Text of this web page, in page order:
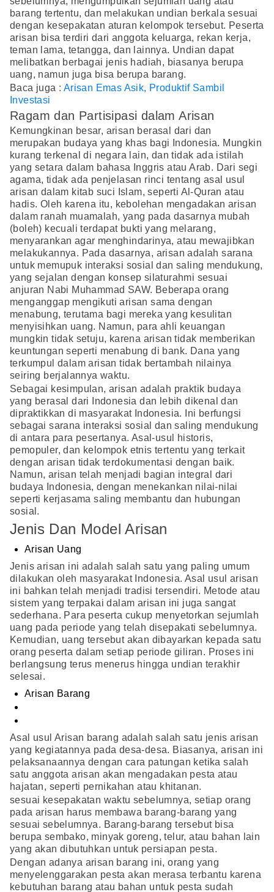
barang tertentu, dan melakukan undian berkala sesuai
dengan kesepakatan aturan kelompok tersebut. Peserta
arisan bisa terdiri dari anggota keluarga, rekan kerja,
teman lama, tetangga, dan lainnya. Undian dapat
melibatkan berbagai jenis hadiah, biasanya berupa
uang, namun juga bisa berupa barang.
Baca juga : Arisan Emas Asik, Produktif Sambil
Investasi
Ragam dan Partisipasi dalam Arisan
Kemungkinan besar, arisan berasal dari dan
merupakan budaya yang khas bagi Indonesia. Mungkin
kurang terkenal di negara lain, dan tidak ada istilah
yang setara dalam bahasa Inggris atau Arab. Dari segi
agama, tidak ada penjelasan rinci tentang asal usul
arisan dalam kitab suci Islam, seperti Al-Quran atau
hadis. Oleh karena itu, kebolehan mengadakan arisan
dalam ranah muamalah, yang pada dasarnya mubah
(boleh) kecuali terdapat bukti yang melarang,
menyarankan agar menghindarinya, atau mewajibkan
melakukannya. Pada dasarnya, arisan adalah sarana
untuk memupuk interaksi sosial dan saling mendukung,
yang sejalan dengan konsep silaturahmi sesuai
anjuran Nabi Muhammad SAW. Beberapa orang
menganggap mengikuti arisan sama dengan
menabung, terutama bagi mereka yang kesulitan
menyisihkan uang. Namun, para ahli keuangan
mungkin tidak setuju, karena arisan tidak memberikan
keuntungan seperti menabung di bank. Dana yang
terkumpul dalam arisan tidak bertambah nilainya
seiring berjalannya waktu.
Sebagai kesimpulan, arisan adalah praktik budaya
yang berasal dari Indonesia dan lebih dikenal dan
dipraktikkan di masyarakat Indonesia. Ini berfungsi
sebagai sarana interaksi sosial dan saling mendukung
di antara para pesertanya. Asal-usul historis,
pemopuler, dan kelompok etnis tertentu yang terkait
dengan arisan tidak terdokumentasi dengan baik.
Namun, arisan telah menjadi bagian integral dari
budaya Indonesia, dengan menekankan nilai-nilai
seperti kerjasama saling membantu dan hubungan
sosial.
Jenis Dan Model Arisan
Arisan Uang
Jenis arisan ini adalah salah satu yang paling umum
dilakukan oleh masyarakat Indonesia. Asal usul arisan
ini bahkan telah menjadi tradisi tersendiri. Metode atau
sistem yang terpakai dalam arisan ini juga sangat
sederhana. Para peserta cukup menyetorkan sejumlah
uang pada periode yang telah disepakati sebelumnya.
Kemudian, uang tersebut akan dibayarkan kepada satu
orang peserta dalam setiap periode giliran. Proses ini
berlangsung terus menerus hingga undian terakhir
selesai.
Arisan Barang
Asal usul Arisan barang adalah salah satu jenis arisan
yang kegiatannya pada desa-desa. Biasanya, arisan ini
pelaksanaannya dengan cara patungan ketika salah
satu anggota arisan akan mengadakan pesta atau
hajatan, seperti pernikahan atau khitanan.
sesuai kesepakatan waktu sebelumnya, setiap orang
pada arisan harus membawa barang-barang yang
sesuai sebelumnya. Barang-barang tersebut bisa
berupa sembako, minyak goreng, telur, atau bahan lain
yang akan dibutuhkan untuk persiapan pesta.
Dengan adanya arisan barang ini, orang yang
menyelenggarakan pesta akan merasa terbantu karena
kebutuhan barang atau bahan untuk pesta sudah